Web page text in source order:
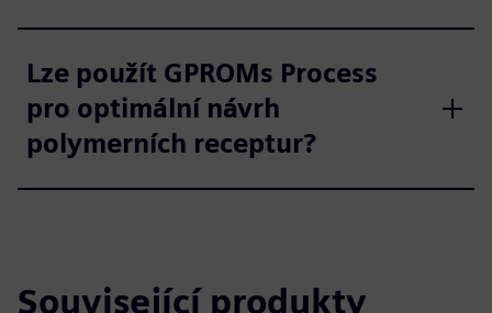
Lze použít GPROMs Process
pro optimální návrh
polymerních receptur?
Související produkty